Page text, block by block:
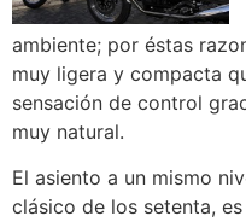
ambiente; por éstas
muy ligera y compacta
sensación de control
muy natural.
El asiento a un mismo
clásico de los setenta, es